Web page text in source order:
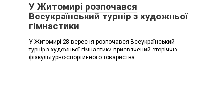
У Житомирі розпочався
Всеукраїнський турнір з художньої
гімнастики
У Житомирі 28 вересня розпочався Всеукраїнський
турнір з художньої гімнастики присвячений сторіччю
фізкультурно-спортивного товариства